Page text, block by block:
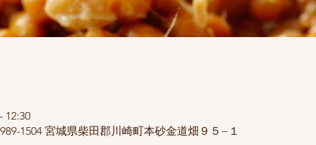
12:30
1504 宮城県柴田郡川崎町本砂金道畑９５−１